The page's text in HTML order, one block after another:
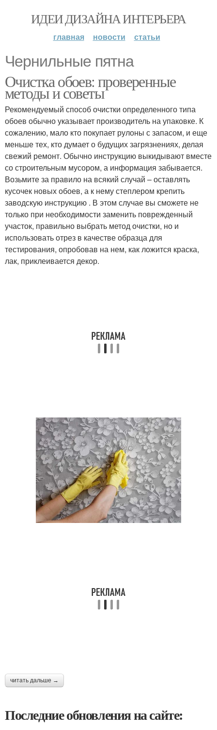
ИДЕИ ДИЗАЙНА ИНТЕРЬЕРА
главная новости статьи
Чернильные пятна
Очистка обоев: проверенные
методы и советы
Рекомендуемый способ очистки определенного типа
обоев обычно указывает производитель на упаковке. К
сожалению, мало кто покупает рулоны с запасом, и еще
меньше тех, кто думает о будущих загрязнениях, делая
свежий ремонт. Обычно инструкцию выкидывают вместе
со строительным мусором, а информация забывается.
Возьмите за правило на всякий случай – оставлять
кусочек новых обоев, а к нему степлером крепить
заводскую инструкцию . В этом случае вы сможете не
только при необходимости заменить поврежденный
участок, правильно выбрать метод очистки, но и
использовать отрез в качестве образца для
тестирования, опробовав на нем, как ложится краска,
лак, приклеивается декор.
читать дальше →
Последние обновления на сайте: